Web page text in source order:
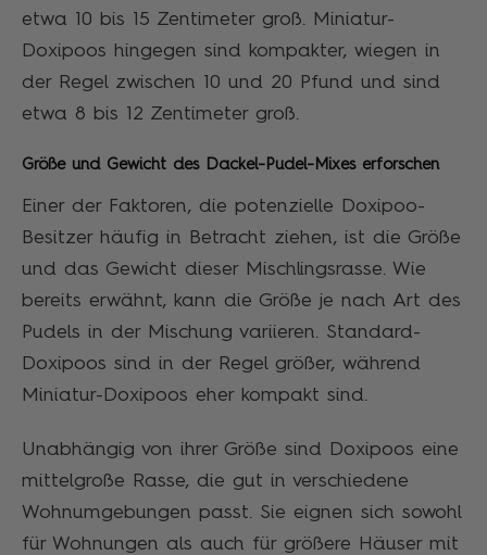
etwa 10 bis 15 Zentimeter groß. Miniatur-
Doxipoos hingegen sind kompakter, wiegen in
der Regel zwischen 10 und 20 Pfund und sind
etwa 8 bis 12 Zentimeter groß.
Größe und Gewicht des Dackel-Pudel-Mixes erforschen
Einer der Faktoren, die potenzielle Doxipoo-
Besitzer häufig in Betracht ziehen, ist die Größe
und das Gewicht dieser Mischlingsrasse. Wie
bereits erwähnt, kann die Größe je nach Art des
Pudels in der Mischung variieren. Standard-
Doxipoos sind in der Regel größer, während
Miniatur-Doxipoos eher kompakt sind.
Unabhängig von ihrer Größe sind Doxipoos eine
mittelgroße Rasse, die gut in verschiedene
Wohnumgebungen passt. Sie eignen sich sowohl
für Wohnungen als auch für größere Häuser mit